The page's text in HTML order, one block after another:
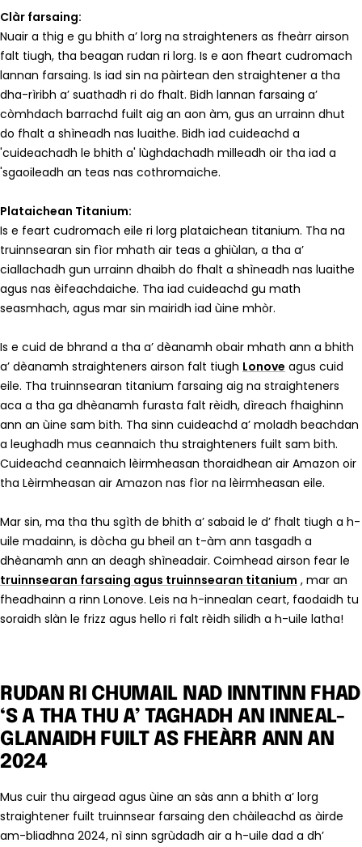
Clàr farsaing:
Nuair a thig e gu bhith a’ lorg na straighteners as fheàrr airson
falt tiugh, tha beagan rudan ri lorg. Is e aon fheart cudromach
lannan farsaing. Is iad sin na pàirtean den straightener a tha
dha-rìribh a’ suathadh ri do fhalt. Bidh lannan farsaing a’
còmhdach barrachd fuilt aig an aon àm, gus an urrainn dhut
do fhalt a shìneadh nas luaithe. Bidh iad cuideachd a
'cuideachadh le bhith a' lùghdachadh milleadh oir tha iad a
'sgaoileadh an teas nas cothromaiche.
Plataichean Titanium:
Is e feart cudromach eile ri lorg plataichean titanium. Tha na
truinnsearan sin fìor mhath air teas a ghiùlan, a tha a’
ciallachadh gun urrainn dhaibh do fhalt a shìneadh nas luaithe
agus nas èifeachdaiche. Tha iad cuideachd gu math
seasmhach, agus mar sin mairidh iad ùine mhòr.
Is e cuid de bhrand a tha a’ dèanamh obair mhath ann a bhith
a’ dèanamh straighteners airson falt tiugh Lonove agus cuid
eile. Tha truinnsearan titanium farsaing aig na straighteners
aca a tha ga dhèanamh furasta falt rèidh, dìreach fhaighinn
ann an ùine sam bith. Tha sinn cuideachd a’ moladh beachdan
a leughadh mus ceannaich thu straighteners fuilt sam bith.
Cuideachd ceannaich lèirmheasan thoraidhean air Amazon oir
tha Lèirmheasan air Amazon nas fìor na lèirmheasan eile.
Mar sin, ma tha thu sgìth de bhith a’ sabaid le d’ fhalt tiugh a h-
uile madainn, is dòcha gu bheil an t-àm ann tasgadh a
dhèanamh ann an deagh shìneadair. Coimhead airson fear le
truinnsearan farsaing agus truinnsearan titanium , mar an
fheadhainn a rinn Lonove. Leis na h-innealan ceart, faodaidh tu
soraidh slàn le frizz agus hello ri falt rèidh silidh a h-uile latha!
RUDAN RI CHUMAIL NAD INNTINN FHAD
‘S A THA THU A’ TAGHADH AN INNEAL-
GLANAIDH FUILT AS FHEÀRR ANN AN
2024
Mus cuir thu airgead agus ùine an sàs ann a bhith a’ lorg
straightener fuilt truinnsear farsaing den chàileachd as àirde
am-bliadhna 2024, nì sinn sgrùdadh air a h-uile dad a dh’